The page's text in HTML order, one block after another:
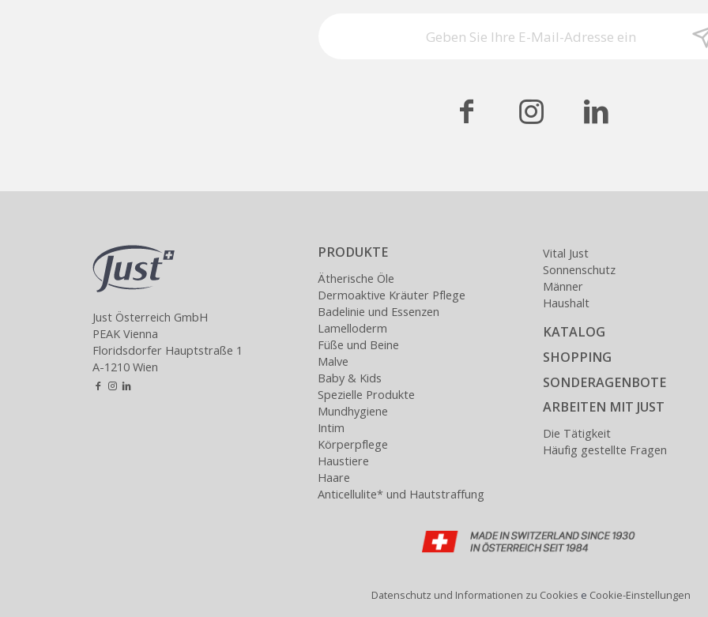
Just Österreich GmbH
PEAK Vienna
Floridsdorfer Hauptstraße 1
A-1210 Wien
PRODUKTE
Ätherische Öle
Dermoaktive Kräuter Pflege
Badelinie und Essenzen
Lamelloderm
Füße und Beine
Malve
Baby & Kids
Spezielle Produkte
Mundhygiene
Intim
Körperpflege
Haustiere
Haare
Anticellulite* und Hautstraffung
Vital Just
Sonnenschutz
Männer
Haushalt
KATALOG
SHOPPING
SONDERAGENBOTE
ARBEITEN MIT JUST
Die Tätigkeit
Häufig gestellte Fragen
Datenschutz und Informationen zu Cookies e Cookie-Einstellungen